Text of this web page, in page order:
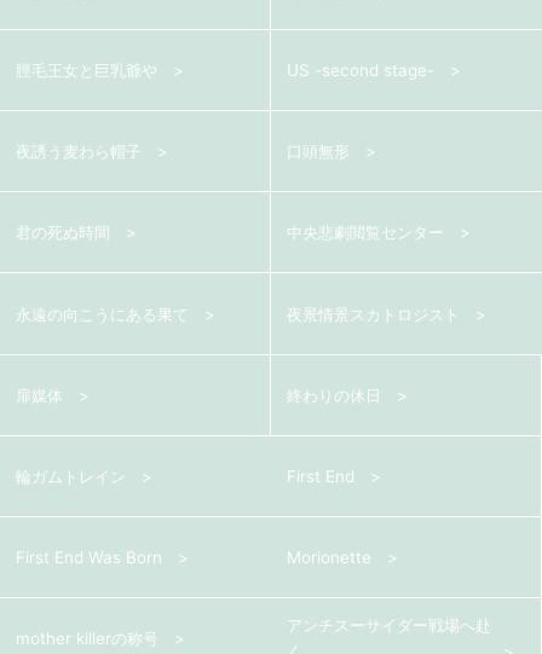
脛毛王女と巨乳爺や US -second stage-
夜誘う麦わら帽子 口頭無形
君の死ぬ時間 中央悲劇閲覧センター
永遠の向こうにある果て 夜景情景スカトロジスト
扉媒体 終わりの休日
輪ガムトレイン First End
First End Was Born Morionette
mother killerの称号
アンチスーサイダー戦場へ赴